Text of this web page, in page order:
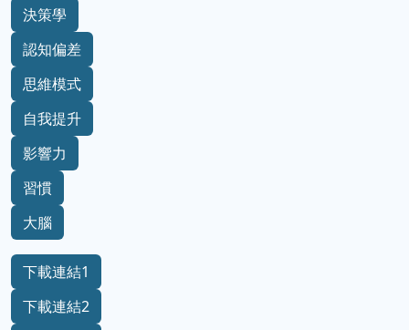
決策學
認知偏差
思維模式
自我提升
影響力
習慣
大腦
下載連結1
下載連結2